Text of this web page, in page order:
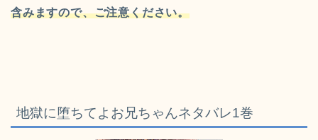
含みますので、ご注意ください。
地獄に堕ちてよお兄ちゃんネタバレ1巻